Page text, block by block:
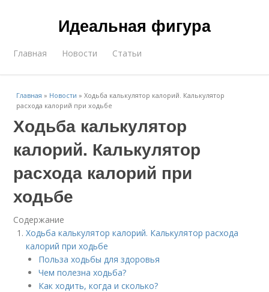
Идеальная фигура
Главная Новости Статьи
Главная » Новости »Ходьба калькулятор калорий. Калькулятор
расхода калорий при ходьбе
Ходьба калькулятор
калорий. Калькулятор
расхода калорий при
ходьбе
Содержание
Ходьба калькулятор калорий. Калькулятор расхода
калорий при ходьбе
Польза ходьбы для здоровья
Чем полезна ходьба?
Как ходить, когда и сколько?